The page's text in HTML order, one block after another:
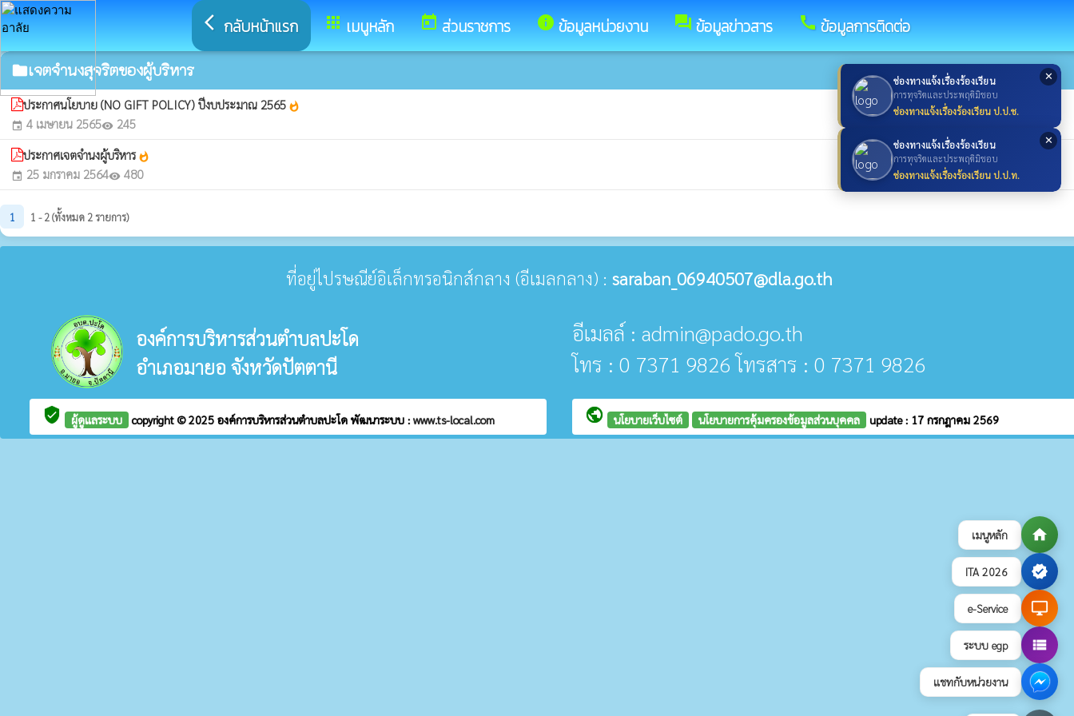
เมนูหลัก home
ITA 2026 verified
e-Service desktop_windows
ระบบ egp view_list
แชทกับหน่วยงาน
✕
ช่องทางแจ้งเรื่องร้องเรียน
การทุจริตและประพฤติมิชอบ
ช่องทางแจ้งเรื่องร้องเรียน ป.ป.ช.
✕
ช่องทางแจ้งเรื่องร้องเรียน
การทุจริตและประพฤติมิชอบ
ช่องทางแจ้งเรื่องร้องเรียน ป.ป.ท.
arrow_back_ios กลับหน้าแรก apps เมนูหลัก today ส่วนราชการ info ข้อมูลหน่วยงาน forum ข้อมูลข่าวสาร call ข้อมูลการติดต่อ
folderเจตจำนงสุจริตของผู้บริหาร
ประกาศนโยบาย (NO GIFT POLICY) ปีงบประมาณ 2565 whatshot
event 4 เมษายน 2565visibility 245
ประกาศเจตจำนงผู้บริหารwhatshot
event 25 มกราคม 2564visibility 480
1 1 - 2 (ทั้งหมด 2 รายการ)
ที่อยู่ไปรษณีย์อิเล็กทรอนิกส์กลาง (อีเมลกลาง) : saraban_06940507@dla.go.th
องค์การบริหารส่วนตำบลปะโด
อำเภอมายอ จังหวัดปัตตานี
อีเมลล์ : admin@pado.go.th
โทร : 0 7371 9826 โทรสาร : 0 7371 9826
verified_user ผู้ดูแลระบบ copyright © 2025 องค์การบริหารส่วนตำบลปะโด พัฒนาระบบ : www.ts-local.com public นโยบายเว็บไซต์ นโยบายการคุ้มครองข้อมูลส่วนบุคคล update : 17 กรกฎาคม 2569